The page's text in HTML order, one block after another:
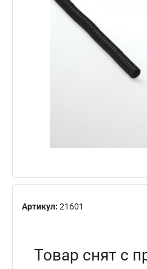
Артикул: 21601
Товар снят с